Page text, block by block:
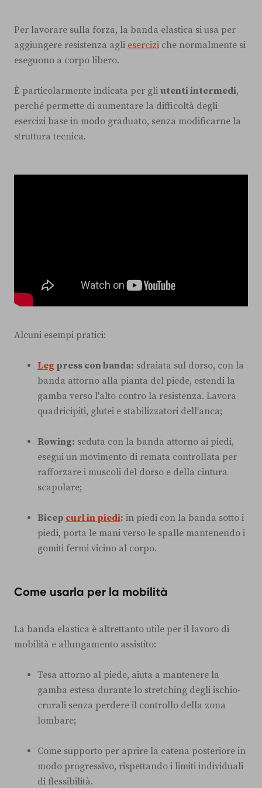
Per lavorare sulla forza, la banda elastica si usa per
aggiungere resistenza agli esercizi che normalmente si
eseguono a corpo libero.
È particolarmente indicata per gli utenti intermedi,
perché permette di aumentare la difficoltà degli
esercizi base in modo graduato, senza modificarne la
struttura tecnica.
Alcuni esempi pratici:
Leg press con banda: sdraiata sul dorso, con la
banda attorno alla pianta del piede, estendi la
gamba verso l'alto contro la resistenza. Lavora
quadricipiti, glutei e stabilizzatori dell'anca;
Rowing: seduta con la banda attorno ai piedi,
esegui un movimento di remata controllata per
rafforzare i muscoli del dorso e della cintura
scapolare;
Bicep curl in piedi: in piedi con la banda sotto i
piedi, porta le mani verso le spalle mantenendo i
gomiti fermi vicino al corpo.
Come usarla per la mobilità
La banda elastica è altrettanto utile per il lavoro di
mobilità e allungamento assistito:
Tesa attorno al piede, aiuta a mantenere la
gamba estesa durante lo stretching degli ischio-
crurali senza perdere il controllo della zona
lombare;
Come supporto per aprire la catena posteriore in
modo progressivo, rispettando i limiti individuali
di flessibilità.